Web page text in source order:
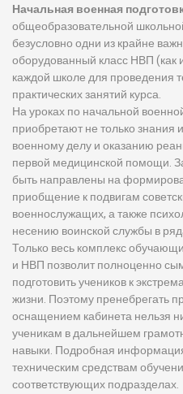
Начальная военная
общеобразовательной
безусловно одни из крайне
оборудованный класс НВП
каждой школе для проведения
практических занятий курса.
На уроках по начальной
приобретают не только знания
военному делу и оказанию
первой медицинской помощи.
быть направлены на
приобщение к подвигам
военнослужащих, а также
несению воинской службы в
Только весь комплекс
и НВП позволит полноценно
подготовить учеников к
жизни. Поэтому пренебрегать
оснащением кабинета нельзя
ученикам в дальнейшем
навыки. Подробная
техническим средствам
соответствующих подразделах.